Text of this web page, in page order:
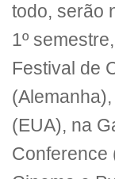
todo, serão
1º
Festival de
(EUA), na
Conference